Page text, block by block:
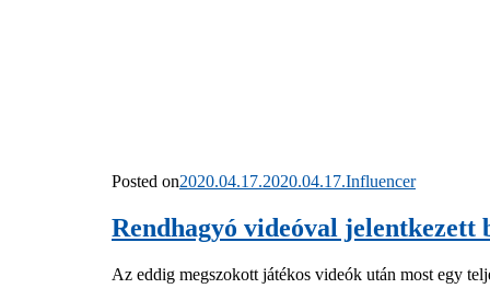
Posted on2020.04.17.2020.04.17.Influencer
Rendhagyó videóval jelentkezett
Az eddig megszokott játékos videók után most egy